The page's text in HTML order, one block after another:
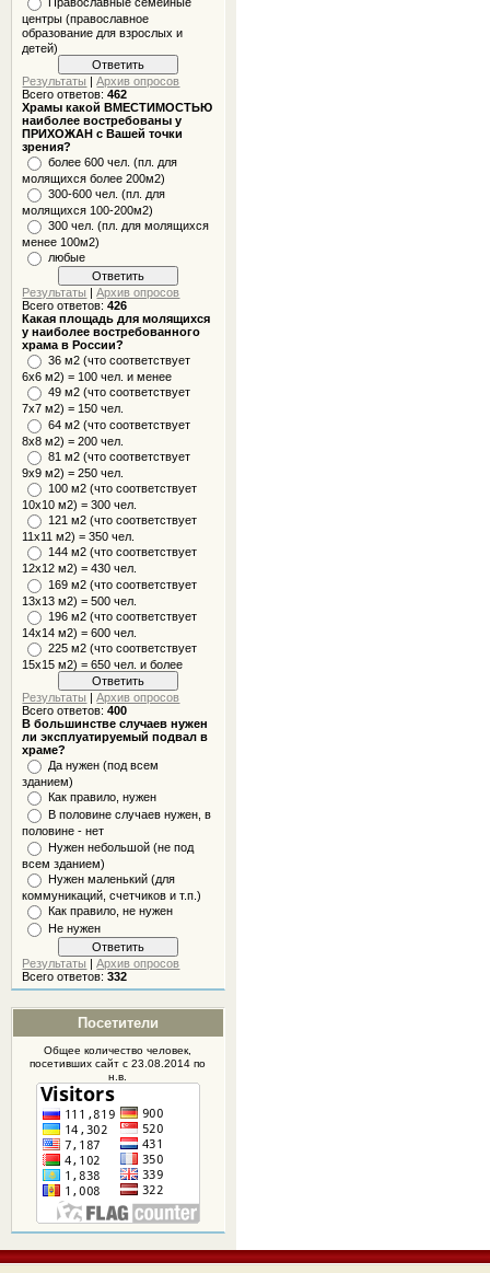
центры (православное
образование для взрослых и
детей)
Результаты |Архив опросов
Всего ответов:462
Храмы какой ВМЕСТИМОСТЬЮ
наиболее востребованы у
ПРИХОЖАН с Вашей точки
зрения?
более 600 чел. (пл. для
молящихся более 200м2)
300-600 чел. (пл. для
молящихся 100-200м2)
300 чел. (пл. для молящихся
менее 100м2)
любые
Результаты |Архив опросов
Всего ответов:426
Какая площадь для молящихся
у наиболее востребованного
храма в России?
36 м2 (что соответствует
6x6 м2) = 100 чел. и менее
49 м2 (что соответствует
7x7 м2) = 150 чел.
64 м2 (что соответствует
8x8 м2) = 200 чел.
81 м2 (что соответствует
9х9 м2) = 250 чел.
100 м2 (что соответствует
10x10 м2) = 300 чел.
121 м2 (что соответствует
11х11 м2) = 350 чел.
144 м2 (что соответствует
12х12 м2) = 430 чел.
169 м2 (что соответствует
13х13 м2) = 500 чел.
196 м2 (что соответствует
14х14 м2) = 600 чел.
225 м2 (что соответствует
15х15 м2) = 650 чел. и более
Результаты |Архив опросов
Всего ответов:400
В большинстве случаев нужен
ли эксплуатируемый подвал в
храме?
Да нужен (под всем
зданием)
Как правило, нужен
В половине случаев нужен, в
половине - нет
Нужен небольшой (не под
всем зданием)
Нужен маленький (для
коммуникаций, счетчиков и т.п.)
Как правило, не нужен
Не нужен
Результаты |Архив опросов
Всего ответов:332
Посетители
Общее количество человек,
посетившихсайтс 23.08.2014 по
н.в.